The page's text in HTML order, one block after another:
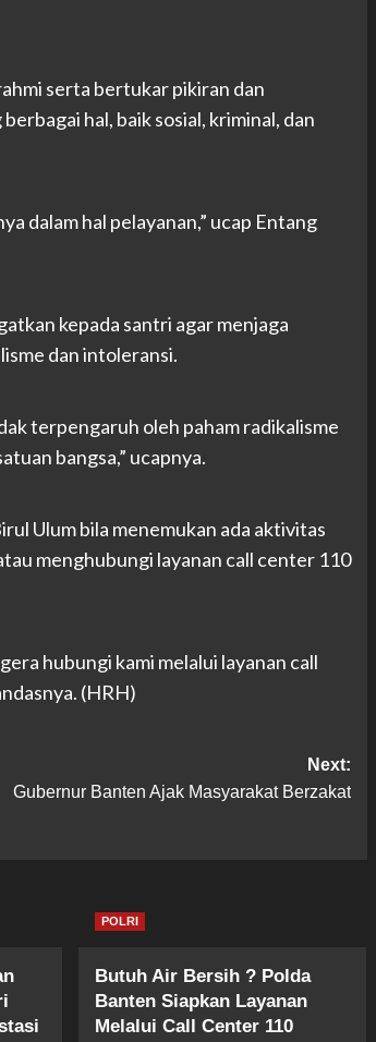
serta bertukar pikiran dan
hal, baik sosial, kriminal, dan
dalam hal pelayanan,” ucap Entang
kepada santri agar menjaga
dan intoleransi.
terpengaruh oleh paham radikalisme
bangsa,” ucapnya.
Ulum bila menemukan ada aktivitas
menghubungi layanan call center 110
hubungi kami melalui layanan call
(HRH)
Next:
Gubernur Banten Ajak Masyarakat Berzakat
POLRI
Butuh Air Bersih ? Polda
Banten Siapkan Layanan
Melalui Call Center 110